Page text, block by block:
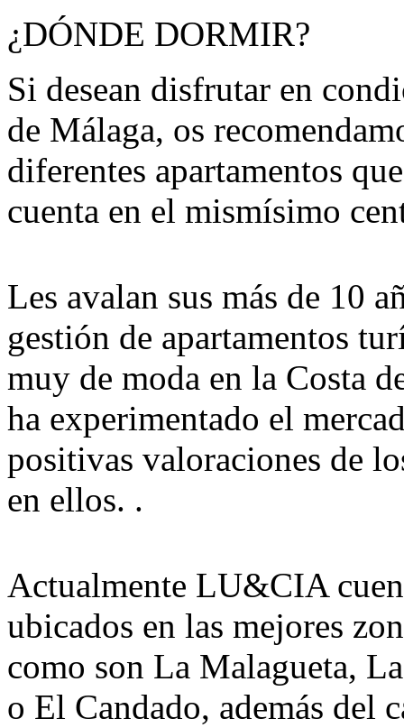
¿DÓNDE DORMIR?
Si desean disfrutar en
de Málaga, os
diferentes apartamentos
cuenta en el mismísimo
Les avalan sus más de 10
gestión de apartamentos
muy de moda en la Costa
ha experimentado el
positivas valoraciones de
en ellos. .
Actualmente LU&CIA
ubicados en las mejores
como son La Malagueta,
o El Candado, además del